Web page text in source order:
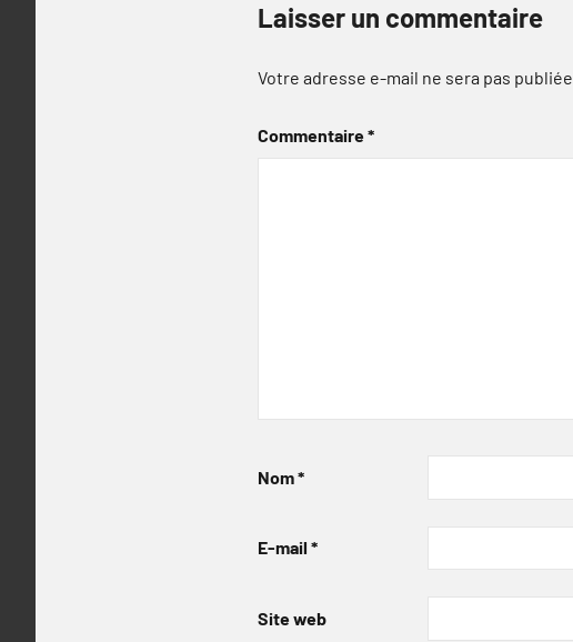
Laisser un commentaire
Votre adresse e-mail ne sera pas publiée.
Commentaire*
Nom*
E-mail *
Site web